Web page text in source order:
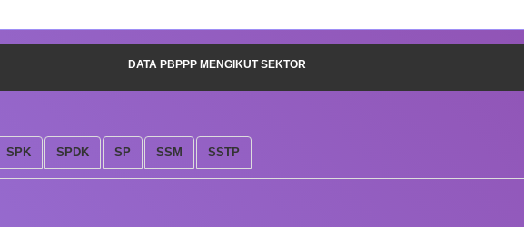
DATA PBPPP MENGIKUT SEKTOR
SPK SPDK SP SSM SSTP